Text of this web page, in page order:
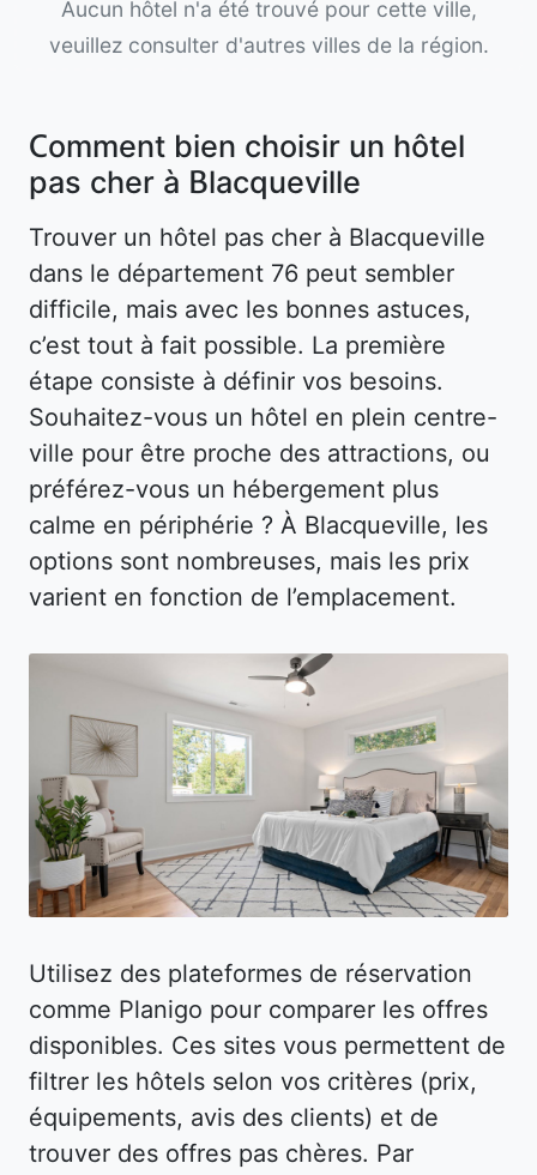
Aucun hôtel n'a été trouvé pour cette ville,
veuillez consulter d'autres villes de la région.
Comment bien choisir un hôtel
pas cher à Blacqueville
Trouver un hôtel pas cher à Blacqueville
dans le département 76 peut sembler
difficile, mais avec les bonnes astuces,
c’est tout à fait possible. La première
étape consiste à définir vos besoins.
Souhaitez-vous un hôtel en plein centre-
ville pour être proche des attractions, ou
préférez-vous un hébergement plus
calme en périphérie ? À Blacqueville, les
options sont nombreuses, mais les prix
varient en fonction de l’emplacement.
Utilisez des plateformes de réservation
comme Planigo pour comparer les offres
disponibles. Ces sites vous permettent de
filtrer les hôtels selon vos critères (prix,
équipements, avis des clients) et de
trouver des offres pas chères. Par